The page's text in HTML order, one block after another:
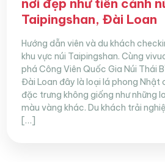
nơi đẹp như tiên cảnh
Taipingshan, Đài Loan
Hướng dẫn viên và du khách
khu vực núi Taipingshan. Cùng
phá Công Viên Quốc Gia Núi Thái
Đài Loan đây là loại lá phong Nhật
đặc trưng không giống như những
màu vàng khác. Du khách trải
[…]